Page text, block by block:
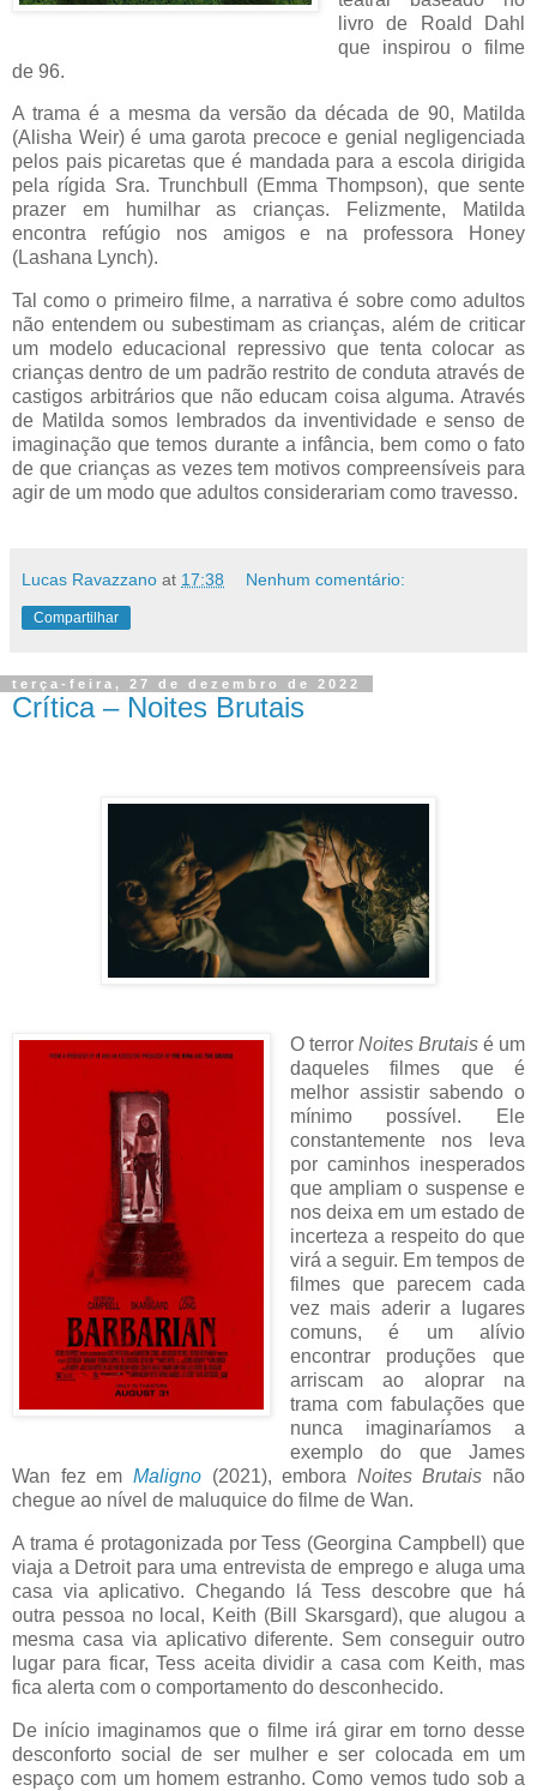
livro de Roald Dahl
que inspirou o filme
de 96.
A trama é a mesma da versão da década de 90, Matilda
(Alisha Weir) é uma garota precoce e genial negligenciada
pelos pais picaretas que é mandada para a escola dirigida
pela rígida Sra. Trunchbull (Emma Thompson), que sente
prazer em humilhar as crianças. Felizmente, Matilda
encontra refúgio nos amigos e na professora Honey
(Lashana Lynch).
Tal como o primeiro filme, a narrativa é sobre como adultos
não entendem ou subestimam as crianças, além de criticar
um modelo educacional repressivo que tenta colocar as
crianças dentro de um padrão restrito de conduta através de
castigos arbitrários que não educam coisa alguma. Através
de Matilda somos lembrados da inventividade e senso de
imaginação que temos durante a infância, bem como o fato
de que crianças as vezes tem motivos compreensíveis para
agir de um modo que adultos considerariam como travesso.
Lucas Ravazzano at 17:38 Nenhum comentário:
Compartilhar
terça-feira, 27 de dezembro de 2022
Crítica – Noites Brutais
O terror Noites Brutaisé um
daqueles filmes que é
melhor assistir sabendo o
mínimo possível. Ele
constantemente nos leva
por caminhos inesperados
que ampliam o suspense e
nos deixa em um estado de
incerteza a respeito do que
virá a seguir. Em tempos de
filmes que parecem cada
vez mais aderir a lugares
comuns, é um alívio
encontrar produções que
arriscam ao aloprar na
trama com fabulações que
nunca imaginaríamos a
exemplo do que James
Wan fez em Maligno(2021), embora Noites Brutais não
chegue ao nível de maluquice do filme de Wan.
A trama é protagonizada por Tess (Georgina Campbell) que
viaja a Detroit para uma entrevista de emprego e aluga uma
casa via aplicativo. Chegando lá Tess descobre que há
outra pessoa no local, Keith (Bill Skarsgard), que alugou a
mesma casa via aplicativo diferente. Sem conseguir outro
lugar para ficar, Tess aceita dividir a casa com Keith, mas
fica alerta com o comportamento do desconhecido.
De início imaginamos que o filme irá girar em torno desse
desconforto social de ser mulher e ser colocada em um
espaço com um homem estranho. Como vemos tudo sob a